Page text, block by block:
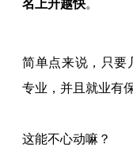
名上升越快。
简单点来说，只要
专业，并且就业有
这能不心动嘛？